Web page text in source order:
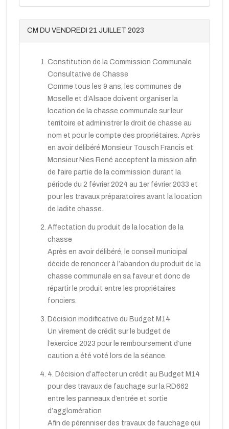
CM DU VENDREDI 21 JUILLET 2023
Constitution de la Commission Communale
Consultative de Chasse
Comme tous les 9 ans, les communes de
Moselle et d’Alsace doivent organiser la
location de la chasse communale sur leur
territoire et administrer le droit de chasse au
nom et pour le compte des propriétaires. Après
en avoir délibéré Monsieur Tousch Francis et
Monsieur Nies René acceptent la mission afin
de faire partie de la commission durant la
période du 2 février 2024 au 1er février 2033 et
pour les travaux préparatoires avant la location
de ladite chasse.
Affectation du produit de la location de la
chasse
Après en avoir délibéré, le conseil municipal
décide de renoncer à l’abandon du produit de la
chasse communale en sa faveur et donc de
répartir le produit entre les propriétaires
fonciers.
Décision modificative du Budget M14
Un virement de crédit sur le budget de
l’exercice 2023 pour le remboursement d’une
caution a été voté lors de la séance.
4. Décision d’affecter un crédit au Budget M14
pour des travaux de fauchage sur la RD662
entre les panneaux d’entrée et sortie
d’agglomération
Afin de pérenniser des travaux de fauchage qui